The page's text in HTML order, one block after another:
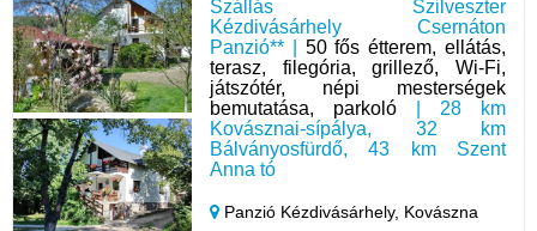
Szállás Szilveszter
Kézdivásárhely Csernáton
Panzió** | 50 fős étterem, ellátás,
terasz, filegória, grillező, Wi-Fi,
játszótér, népi mesterségek
bemutatása, parkoló | 28 km
Kovásznai-sípálya, 32 km
Bálványosfürdő, 43 km Szent
Anna tó
Panzió Kézdivásárhely, Kovászna